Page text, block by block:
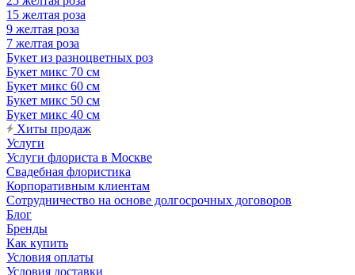
15 желтая роза
9 желтая роза
7 желтая роза
Букет из разноцветных роз
Букет микс 70 см
Букет микс 60 см
Букет микс 50 см
Букет микс 40 см
Хиты продаж
Услуги
Услуги флориста в Москве
Свадебная флористика
Корпоративным клиентам
Сотрудничество на основе долгосрочных договоров
Блог
Бренды
Как купить
Условия оплаты
Условия доставки